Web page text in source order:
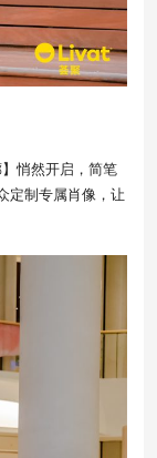
悄然开启，简笔
定制专属肖像，让